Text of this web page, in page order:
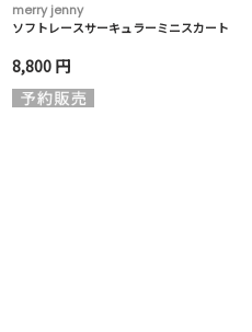
merry jenny
ソフトレースサーキュラーミニスカート
8,800 円